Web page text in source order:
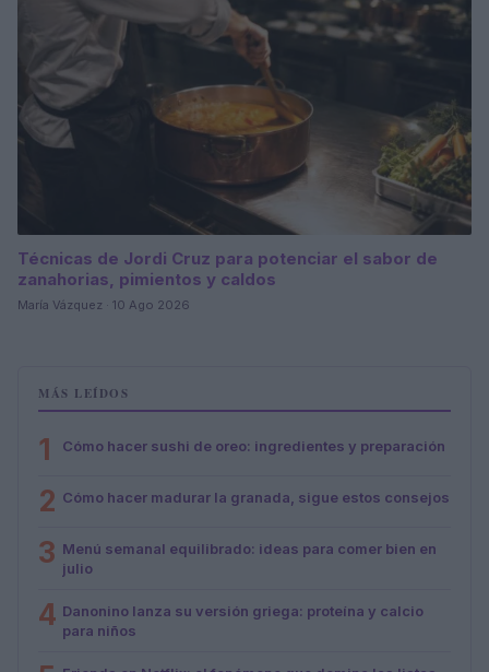
Técnicas de Jordi Cruz para potenciar el sabor de
zanahorias, pimientos y caldos
María Vázquez · 10 Ago 2026
MÁS LEÍDOS
1 Cómo hacer sushi de oreo: ingredientes y preparación
2 Cómo hacer madurar la granada, sigue estos consejos
3 Menú semanal equilibrado: ideas para comer bien en
julio
4 Danonino lanza su versión griega: proteína y calcio
para niños